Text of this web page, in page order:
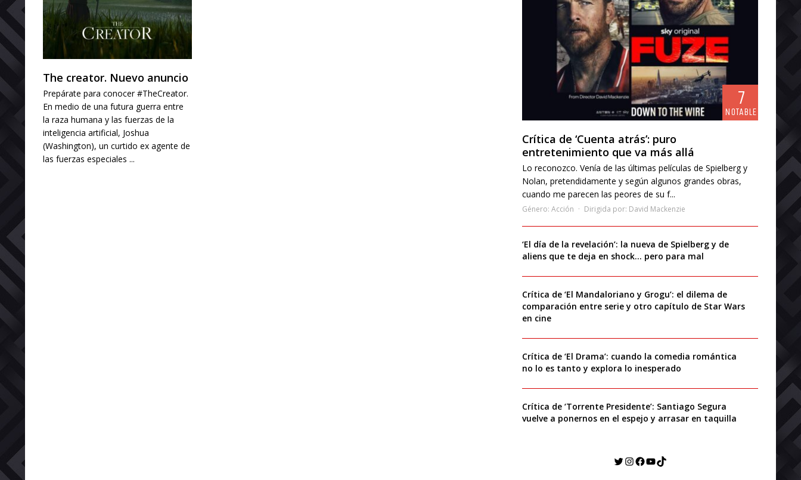
The creator. Nuevo anuncio
Prepárate para conocer #TheCreator.
En medio de una futura guerra entre
la raza humana y las fuerzas de la
inteligencia artificial, Joshua
(Washington), un curtido ex agente de
las fuerzas especiales ...
7
NOTABLE
Crítica de ‘Cuenta atrás’: puro
entretenimiento que va más allá
Lo reconozco. Venía de las últimas películas de Spielberg y
Nolan, pretendidamente y según algunos grandes obras,
cuando me parecen las peores de su f...
Género: Acción Dirigida por: David Mackenzie
‘El día de la revelación’: la nueva de Spielberg y de
aliens que te deja en shock… pero para mal
Crítica de ‘El Mandaloriano y Grogu’: el dilema de
comparación entre serie y otro capítulo de Star Wars
en cine
Crítica de ‘El Drama’: cuando la comedia romántica
no lo es tanto y explora lo inesperado
Crítica de ‘Torrente Presidente’: Santiago Segura
vuelve a ponernos en el espejo y arrasar en taquilla
Twitter
Instagram
Facebook
YouTube
TikTok